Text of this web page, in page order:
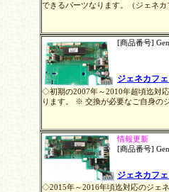
できるパーツなります。（ジェネ
[商品番号]
ジェネカフ
◇初期の2007年～2010年超頃迄対
ります。 ※ 交換が必要なご自身の
情報更新
[商品番号]
ジェネカフ
◇2015年～2016年頃迄対応のジェ